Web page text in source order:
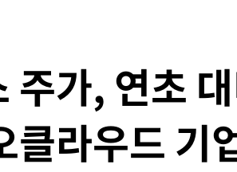
주가, 연초
클라우드 기